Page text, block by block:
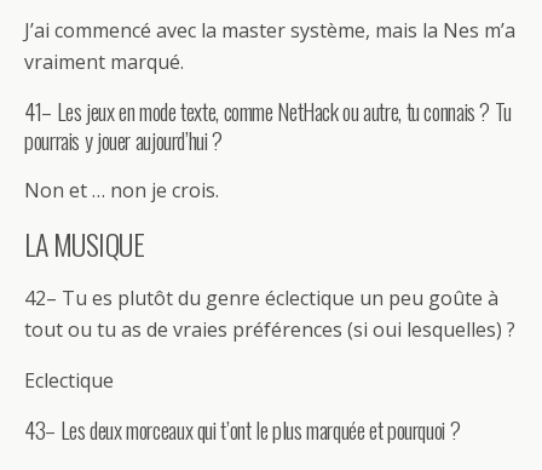
J’ai commencé avec la master système, mais la Nes m’a
vraiment marqué.
41– Les jeux en mode texte, comme NetHack ou autre, tu connais ? Tu
pourrais y jouer aujourd’hui ?
Non et … non je crois.
LA MUSIQUE
42– Tu es plutôt du genre éclectique un peu goûte à
tout ou tu as de vraies préférences (si oui lesquelles) ?
Eclectique
43– Les deux morceaux qui t’ont le plus marquée et pourquoi ?